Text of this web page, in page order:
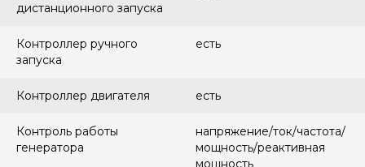
дистанционного запуска
Контроллер ручного
запуска
есть
Контроллер двигателя есть
Контроль работы
генератора
напряжение/ток/частота/
мощность/реактивная
мощность